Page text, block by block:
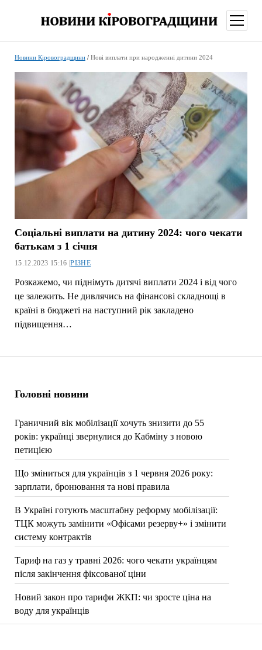
меню
Головні новини
Граничний вік мобілізації хочуть знизити до 55
років: українці звернулися до Кабміну з новою
петицією
Що зміниться для українців з 1 червня 2026 року:
зарплати, бронювання та нові правила
В Україні готують масштабну реформу мобілізації:
ТЦК можуть замінити «Офісами резерву+» і змінити
систему контрактів
Тариф на газ у травні 2026: чого чекати українцям
після закінчення фіксованої ціни
Новий закон про тарифи ЖКП: чи зросте ціна на
воду для українців
Новини Кіровоградщини/ Нові виплати при народженні дитини 2024
Соціальні виплати на дитину 2024: чого чекати
батькам з 1 січня
15.12.2023 15:16 |РІЗНЕ
Розкажемо, чи піднімуть дитячі виплати 2024 і від чого
це залежить. Не дивлячись на фінансові складнощі в
країні в бюджеті на наступний рік закладено
підвищення…